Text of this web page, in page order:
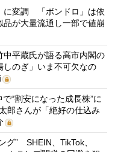
に変調 「ボンドロ」は依
が大量流通し一部で値崩
中平蔵氏が語る高市内閣の
のぎ」いま不可欠なの
“割安になった成長株”に
郎さんが「絶好の仕込み
グ” SHEIN、TikTok、